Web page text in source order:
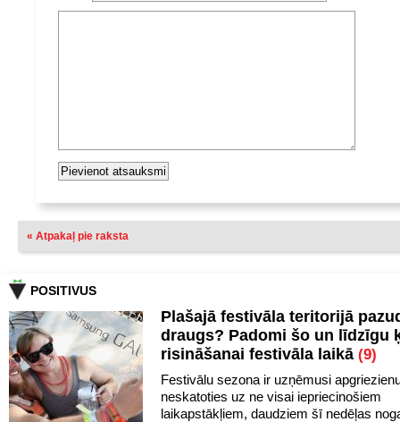
« Atpakaļ pie raksta
POSITIVUS
Plašajā festivāla teritorijā
draugs? Padomi šo un līdzīgu
risināšanai festivāla laikā (9)
Festivālu sezona ir uzņēmusi
neskatoties uz ne visai iepriecinošiem
laikapstākļiem, daudziem šī nedēļas